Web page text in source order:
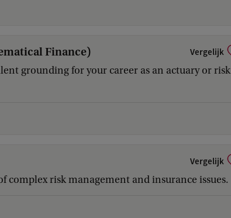
Vergelijk
Finance)
grounding for your career as an actuary or risk
Vergelijk
risk management and insurance issues.